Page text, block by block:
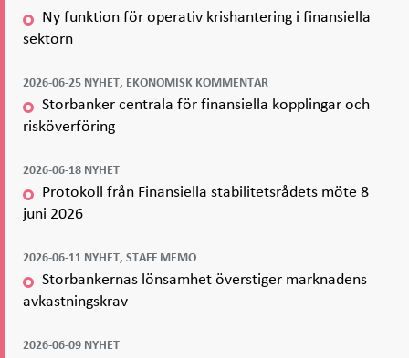
Ny funktion för operativ krishantering i finansiella
sektorn
2026-06-25 NYHET, EKONOMISK KOMMENTAR
Storbanker centrala för finansiella kopplingar och
risköverföring
2026-06-18 NYHET
Protokoll från Finansiella stabilitetsrådets möte 8
juni 2026
2026-06-11 NYHET, STAFF MEMO
Storbankernas lönsamhet överstiger marknadens
avkastningskrav
2026-06-09 NYHET